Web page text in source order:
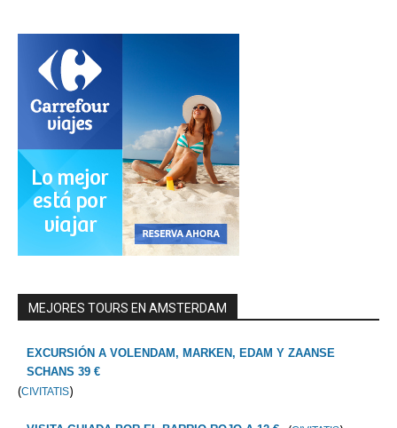
MEJORES TOURS EN AMSTERDAM
EXCURSIÓN A VOLENDAM, MARKEN, EDAM Y ZAANSE
SCHANS 39 €
(CIVITATIS)